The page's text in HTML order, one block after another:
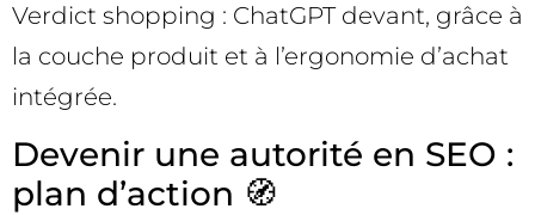
Verdict shopping : ChatGPT devant, grâce à
la couche produit et à l’ergonomie d’achat
intégrée.
Devenir une autorité en SEO :
plan d’action 🧭